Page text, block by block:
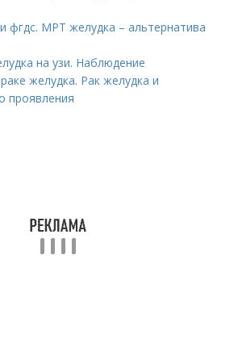
фгдс. МРТ желудка – альтернатива
на узи. Наблюдение
желудка. Рак желудка и
проявления